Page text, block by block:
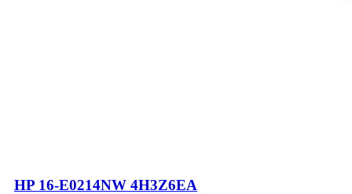
HP 16-E0214NW 4H3Z6EA